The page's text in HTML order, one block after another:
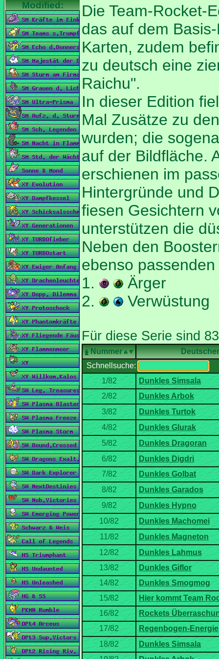
Die Team-Rocket-
das auf dem
Karten, zudem
zu deutsch eine
Raichu".
In dieser Edition
Mal Zusätze zu
wurden; die
auf der Bildfläche.
erschienen im
Hintergründe und
fiesen Gesichtern
unterstützen die
Neben den
ebenso
1.
Ärger
2.
Verwüstung
Nummer
Schnellsuche: